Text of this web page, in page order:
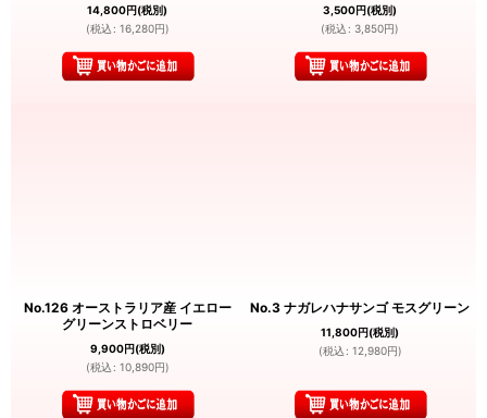
14,800円(税別)
(税込 : 16,280円)
3,500円(税別)
(税込 : 3,850円)
No.126 オーストラリア産 イエロー
グリーンストロベリー
9,900円(税別)
(税込 : 10,890円)
No.3 ナガレハナサンゴ モスグリーン
11,800円(税別)
(税込 : 12,980円)